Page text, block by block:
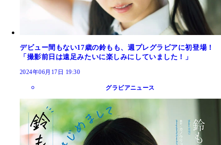
デビュー間もない17歳の鈴もも、週プレグラビアに初登場！
「撮影前日は遠足みたいに楽しみにしていました！」
2024年06月17日 19:30
グラビアニュース